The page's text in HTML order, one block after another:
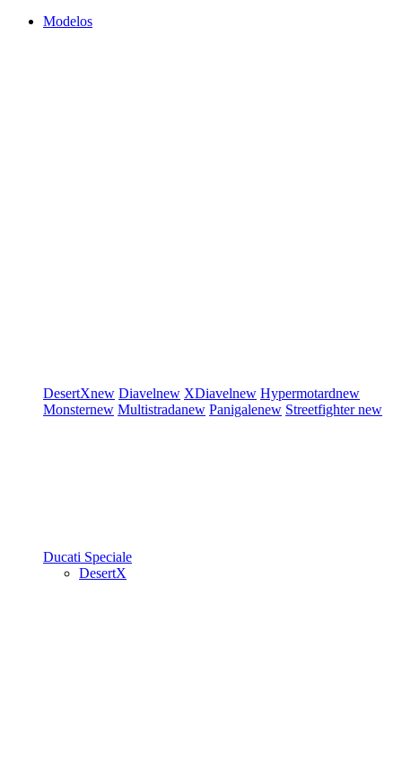
Modelos
DesertXnew Diavelnew XDiavelnew Hypermotardnew
Monsternew Multistradanew Panigalenew Streetfighternew
Ducati Speciale
DesertX